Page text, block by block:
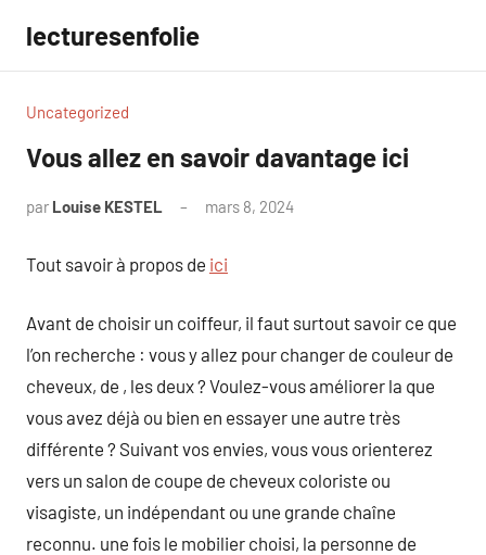
contenu
lecturesenfolie
Uncategorized
Vous allez en savoir davantage ici
par Louise KESTEL mars 8, 2024
Tout savoir à propos de ici
Avant de choisir un coiffeur, il faut surtout savoir ce que
l’on recherche : vous y allez pour changer de couleur de
cheveux, de , les deux ? Voulez-vous améliorer la que
vous avez déjà ou bien en essayer une autre très
différente ? Suivant vos envies, vous vous orienterez
vers un salon de coupe de cheveux coloriste ou
visagiste, un indépendant ou une grande chaîne
reconnu. une fois le mobilier choisi, la personne de